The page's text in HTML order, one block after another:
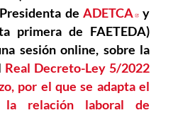
en nueva ventana
de ADETCA Abre en
y
primera de FAETEDA)
sesión online, sobre la
Real Decreto-Ley 5/2022
por el que se adapta el
la relación laboral de